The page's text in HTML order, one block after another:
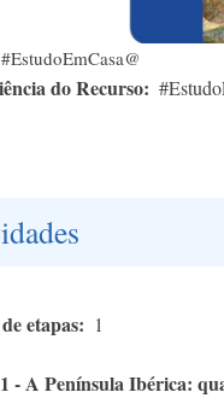
#EstudoEmCasa@
do Recurso
etapas 1
- A Península Ibérica: